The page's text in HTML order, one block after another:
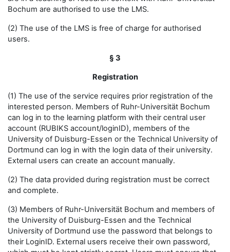
Bochum are authorised to use the LMS.
(2) The use of the LMS is free of charge for authorised
users.
§ 3
Registration
(1) The use of the service requires prior registration of the
interested person. Members of Ruhr-Universität Bochum
can log in to the learning platform with their central user
account (RUBIKS account/loginID), members of the
University of Duisburg-Essen or the Technical University of
Dortmund can log in with the login data of their university.
External users can create an account manually.
(2) The data provided during registration must be correct
and complete.
(3) Members of Ruhr-Universität Bochum and members of
the University of Duisburg-Essen and the Technical
University of Dortmund use the password that belongs to
their LoginID. External users receive their own password,